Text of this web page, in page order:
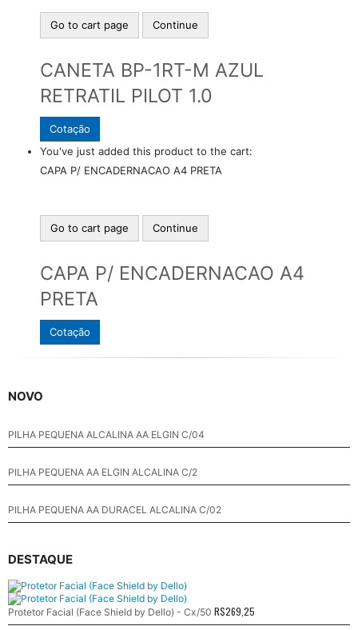
Go to cart page Continue
CANETA BP-1RT-M AZUL
RETRATIL PILOT 1.0
Cotação
You've just added this product to the cart:
CAPA P/ ENCADERNACAO A4 PRETA
Go to cart page Continue
CAPA P/ ENCADERNACAO A4
PRETA
Cotação
NOVO
PILHA PEQUENA ALCALINA AA ELGIN C/04
PILHA PEQUENA AA ELGIN ALCALINA C/2
PILHA PEQUENA AA DURACEL ALCALINA C/02
DESTAQUE
Protetor Facial (Face Shield by Dello) - Cx/50 R$269,25